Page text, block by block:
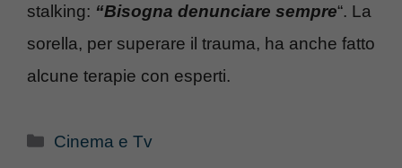
stalking: “Bisogna denunciare sempre“. La
sorella, per superare il trauma, ha anche fatto
alcune terapie con esperti.
Categorie
Cinema e Tv